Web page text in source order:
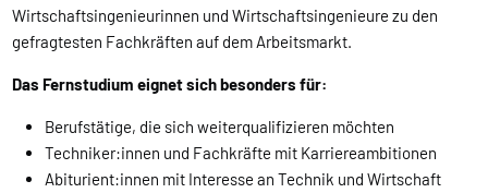
Wirtschaftsingenieurinnen und Wirtschaftsingenieure zu den
gefragtesten Fachkräften auf dem Arbeitsmarkt.
Das Fernstudium eignet sich besonders für:
Berufstätige, die sich weiterqualifizieren möchten
Techniker:innen und Fachkräfte mit Karriereambitionen
Abiturient:innen mit Interesse an Technik und Wirtschaft